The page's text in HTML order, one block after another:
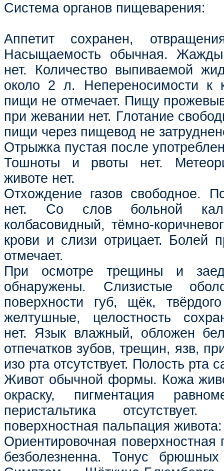
Система органов пищеварения:
Аппетит сохранен,
Насыщаемость обычная.
нет. Количество выпиваемой
около 2 л. Непереносимости к
пищи не отмечает. Пищу
при жевании нет. Глотание
пищи через пищевод не
Отрыжка пустая после
Тошноты и рвоты нет.
животе нет.
Отхождение газов свободное.
нет. Со слов больной кал
колбасовидный, тёмно-
крови и слизи отрицает. Болей
отмечает.
При осмотре трещины и
обнаружены. Слизистые
поверхности губ, щёк,
желтушные, целостность
нет. Язык влажный, обложен
отпечатков зубов, трещин, язв,
изо рта отсутствует. Полость рта
Живот обычной формы. Кожа
окраску, пигментация
перистальтика отсутствует.
поверхностная пальпация живота:
Ориентировочная поверхностная
безболезненна. Тонус